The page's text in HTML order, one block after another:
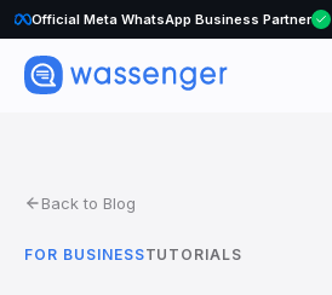
Official Meta WhatsApp Business Partner
WhatsApp Voice Calls are here
Back to Blog
FOR BUSINESSTUTORIALS